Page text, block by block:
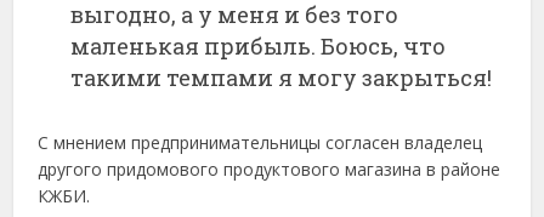
выгодно, а у меня и без того
маленькая прибыль. Боюсь, что
такими темпами я могу закрыться!
С мнением предпринимательницы согласен владелец
другого придомового продуктового магазина в районе
КЖБИ.